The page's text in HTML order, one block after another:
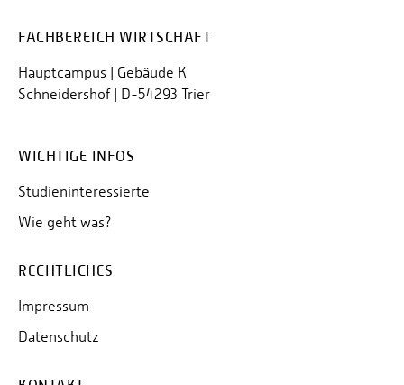
FACHBEREICH WIRTSCHAFT
Hauptcampus | Gebäude K
Schneidershof | D-54293 Trier
WICHTIGE INFOS
Studieninteressierte
Wie geht was?
RECHTLICHES
Impressum
Datenschutz